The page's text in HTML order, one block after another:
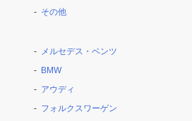
その他
メルセデス・ベンツ
BMW
アウディ
フォルクスワーゲン